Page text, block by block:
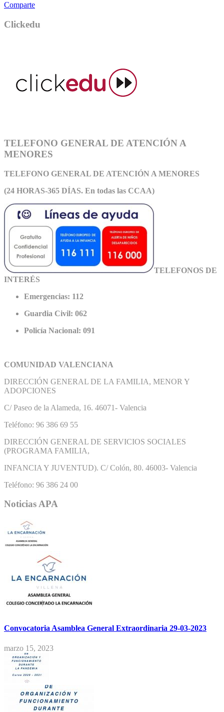
Comparte
Clickedu
TELEFONO GENERAL DE ATENCIÓN A
MENORES
TELEFONO GENERAL DE ATENCIÓN A MENORES
(24 HORAS-365 DÍAS. En todas las CCAA)
TELEFONOS DE
INTERÉS
Emergencias: 112
Guardia Civil: 062
Policía Nacional: 091
COMUNIDAD VALENCIANA
DIRECCIÓN GENERAL DE LA FAMILIA, MENOR Y
ADOPCIONES
C/ Paseo de la Alameda, 16. 46071- Valencia
Teléfono: 96 386 69 55
DIRECCIÓN GENERAL DE SERVICIOS SOCIALES
(PROGRAMA FAMILIA,
INFANCIA Y JUVENTUD). C/ Colón, 80. 46003- Valencia
Teléfono: 96 386 24 00
Noticias APA
Convocatoria Asamblea General Extraordinaria 29-03-2023
marzo 15, 2023